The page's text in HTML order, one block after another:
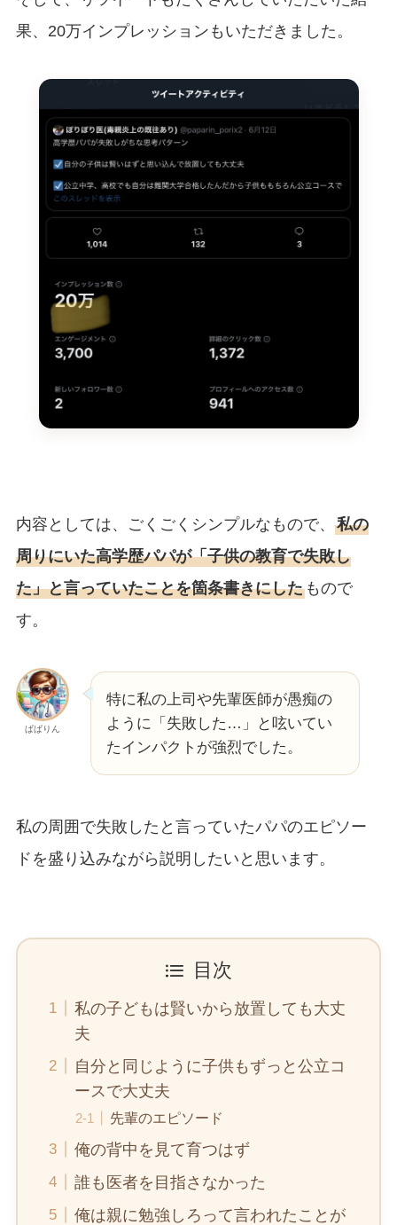
果、20万インプレッションもいただきました。
内容としては、ごくごくシンプルなもので、 私の
周りにいた高学歴パパが「子供の教育で失敗し
た」と言っていたことを箇条書きにしたもので
す。
ぱぱりん
特に私の上司や先輩医師が愚痴の
ように「失敗した…」と呟いてい
たインパクトが強烈でした。
私の周囲で失敗したと言っていたパパのエピソー
ドを盛り込みながら説明したいと思います。
目次
私の子どもは賢いから放置しても大丈
夫
自分と同じように子供もずっと公立コ
ースで大丈夫
先輩のエピソード
俺の背中を見て育つはず
誰も医者を目指さなかった
俺は親に勉強しろって言われたことが